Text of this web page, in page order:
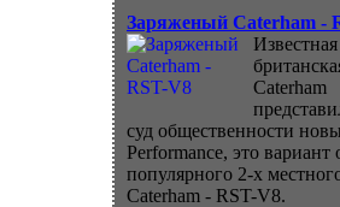
Заряженый Caterham -
Известная
Caterham
суд общественности
Performance, это вариант
популярного 2-х
Caterham - RST-V8.